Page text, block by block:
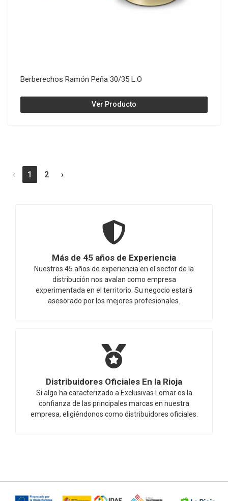
Berberechos Ramón Peña 30/35 L.O
Ver Producto
‹ 1 2 ›
Más de 45 años de Experiencia
Nuestros 45 años de experiencia en el sector de la
distribución nos avalan como empresa
experimentada en el territorio. Su negocio estará
asesorado por los mejores profesionales.
Distribuidores Oficiales En la Rioja
Si algo ha caracterizado a Exclusivas Lomar es la
confianza de las principales marcas en nuestra
empresa, eligiéndonos como distribuidores oficiales.